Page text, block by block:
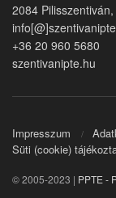
2084
+36 20 960 5680
szentivanipte.hu
Impresszum
Süti (cookie)
© 2005-2023 | PPTE -